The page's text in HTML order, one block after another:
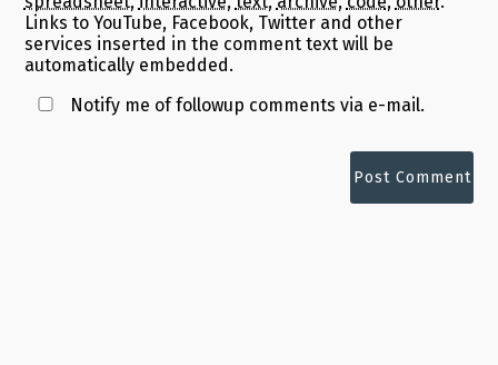
Links to YouTube, Facebook, Twitter and other
services inserted in the comment text will be
automatically embedded.
Notify me of followup comments via e-mail.